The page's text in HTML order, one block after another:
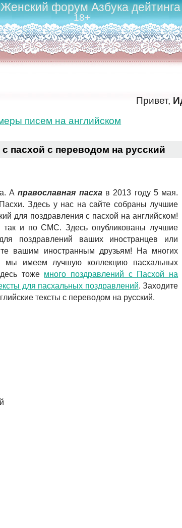
18+
Женский форум Азбука дейтинга
Привет,
писем на английском
пасхой с переводом на русский
Аправославная пасха в 2013 году 5 мая.
Здесь у нас на сайте собраны лучшие
для поздравления с пасхой на английском!
так и по СМС. Здесь опубликованы лучшие
поздравлений ваших иностранцев или
вашим иностранным друзьям! На многих
мы имеем лучшую коллекцию пасхальных
тоже много поздравлений с Пасхой на
для пасхальных поздравлений. Заходите
тексты с переводом на русский.